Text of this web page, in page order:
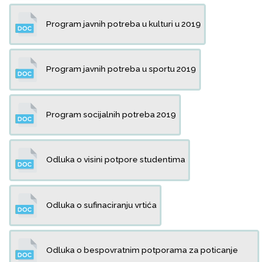
Program javnih potreba u kulturi u 2019
Program javnih potreba u sportu 2019
Program socijalnih potreba 2019
Odluka o visini potpore studentima
Odluka o sufinaciranju vrtića
Odluka o bespovratnim potporama za poticanje